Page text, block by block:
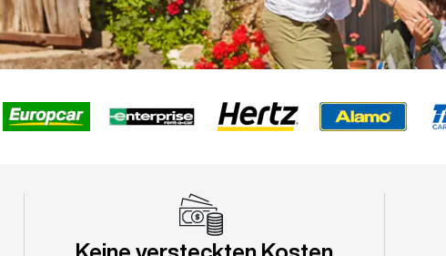
Keine versteckten Kosten